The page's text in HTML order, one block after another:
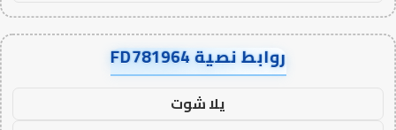
روابط نصية FD781964
يلا شوت